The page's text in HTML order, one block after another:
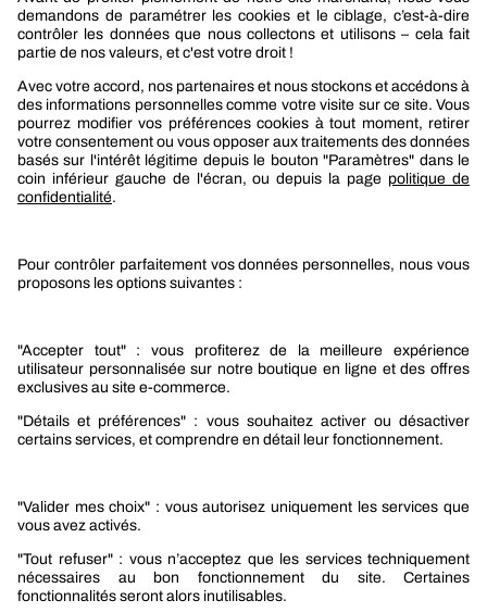
Berner
Boutique Berner
Boutique Berner Industry Services
Le groupe Berner
Nos produits
Sélection produits automobile
Sélection produits bâtiment
Promotions
Nouveautés mobilité
Nouveautés construction